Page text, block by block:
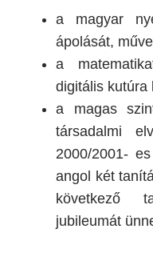
a magyar
ápolását,
a
digitális kutúra
a magas
társadalmi
2000/2001-
angol két
következő
jubileumát